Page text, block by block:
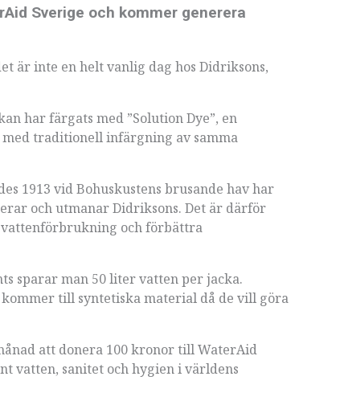
Sverige och kommer generera
är inte en helt vanlig dag hos Didriksons,
har färgats med ”Solution Dye”, en
traditionell infärgning av samma
1913 vid Bohuskustens brusande hav har
och utmanar Didriksons. Det är därför
och förbättra
sparar man 50 liter vatten per jacka.
till syntetiska material då de vill göra
att donera 100 kronor till WaterAid
vatten, sanitet och hygien i världens